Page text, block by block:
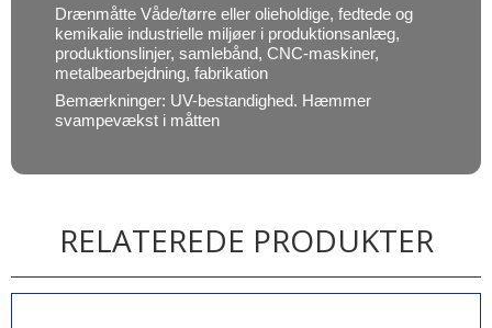
Drænmåtte Våde/tørre eller olieholdige, fedtede og
kemikalie industrielle miljøer i produktionsanlæg,
produktionslinjer, samlebånd, CNC-maskiner,
metalbearbejdning, fabrikation
Bemærkninger: UV-bestandighed. Hæmmer
svampevækst i måtten
RELATEREDE PRODUKTER